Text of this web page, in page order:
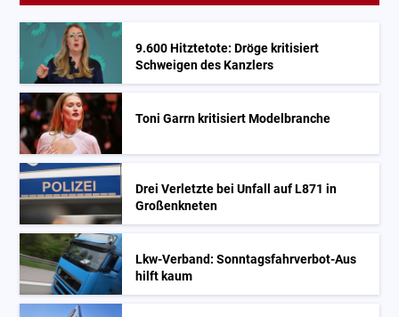
9.600 Hitztetote: Dröge kritisiert
Schweigen des Kanzlers
Toni Garrn kritisiert Modelbranche
Drei Verletzte bei Unfall auf L871 in
Großenkneten
Lkw-Verband: Sonntagsfahrverbot-Aus
hilft kaum